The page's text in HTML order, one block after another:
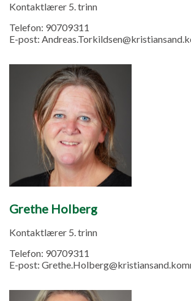
Kontaktlærer 5. trinn
Telefon: 90709311
E-post:
Grethe Holberg
Kontaktlærer 5. trinn
Telefon: 90709311
E-post: